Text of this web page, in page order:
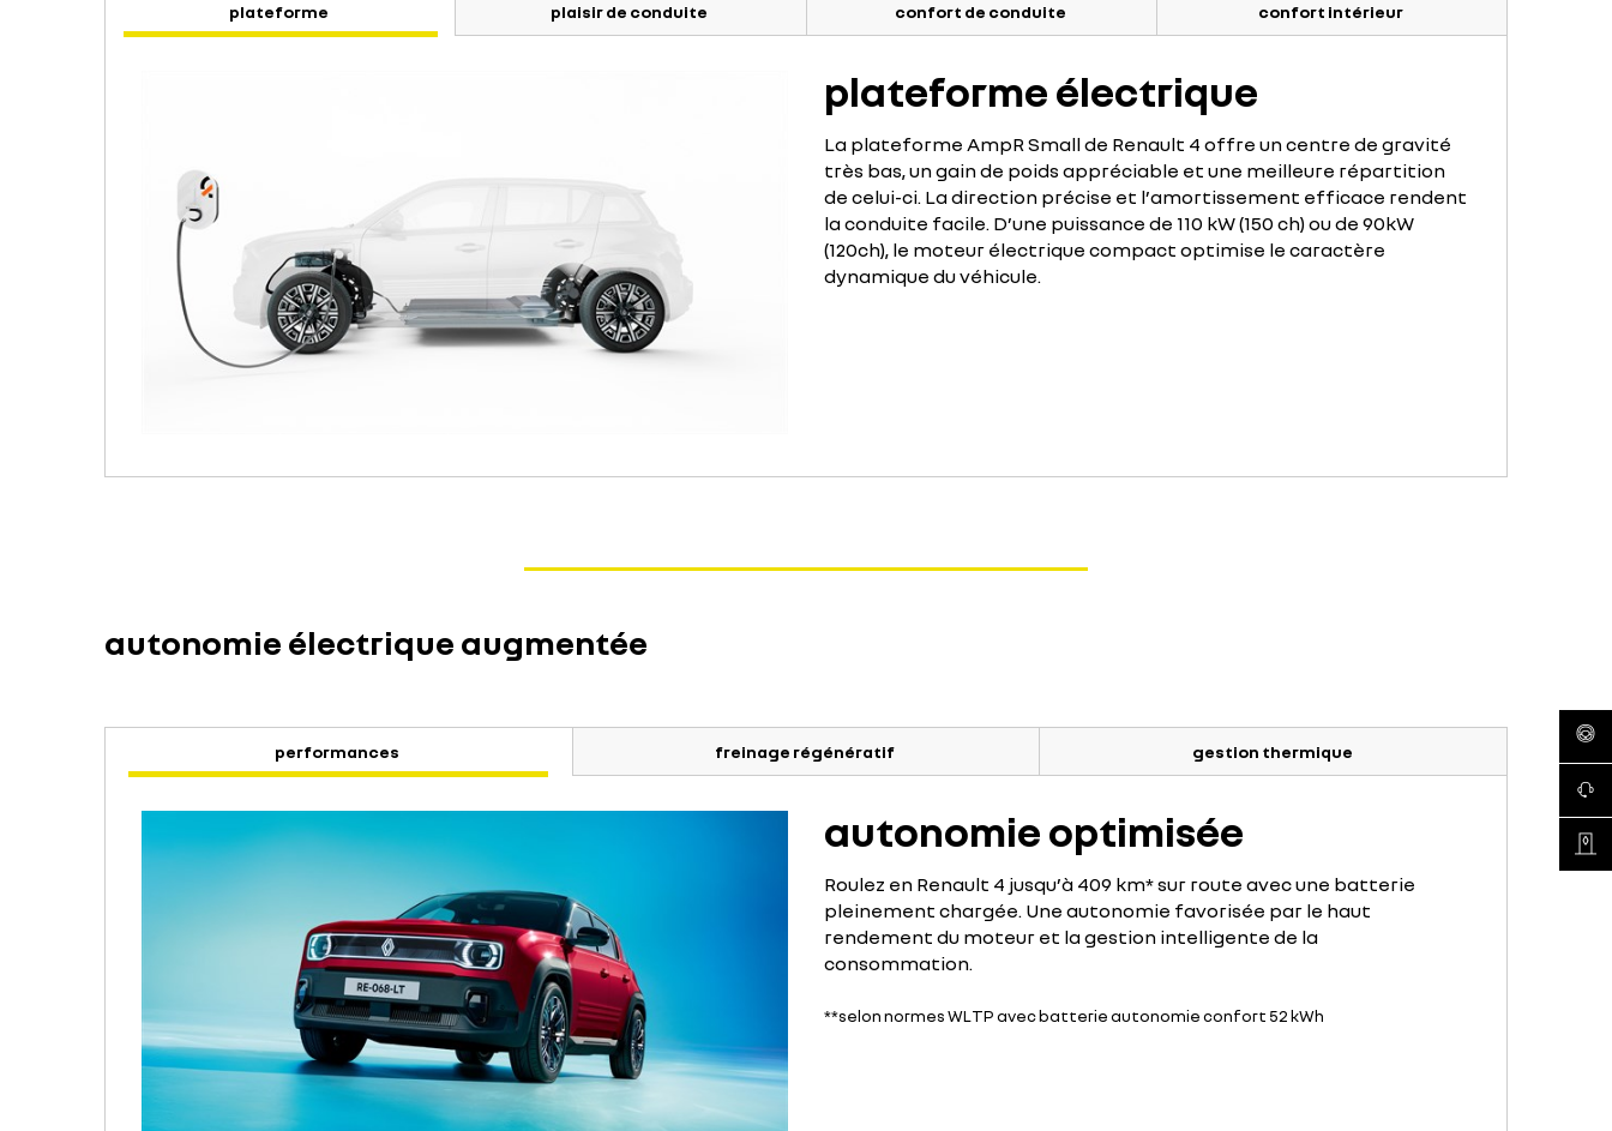
plateforme plaisir de conduite confort de conduite confort intérieur
plateforme électrique
La plateforme AmpR Small de Renault 4 offre un centre de gravité
très bas, un gain de poids appréciable et une meilleure répartition
de celui-ci. La direction précise et l’amortissement efficace rendent
la conduite facile. D’une puissance de 110 kW (150 ch) ou de 90kW
(120ch), le moteur électrique compact optimise le caractère
dynamique du véhicule.
autonomie électrique augmentée
performances freinage régénératif gestion thermique
autonomie optimisée
Roulez en Renault 4 jusqu’à 409 km* sur route avec une batterie
pleinement chargée. Une autonomie favorisée par le haut
rendement du moteur et la gestion intelligente de la
consommation.
**selon normes WLTP avec batterie autonomie confort 52 kWh